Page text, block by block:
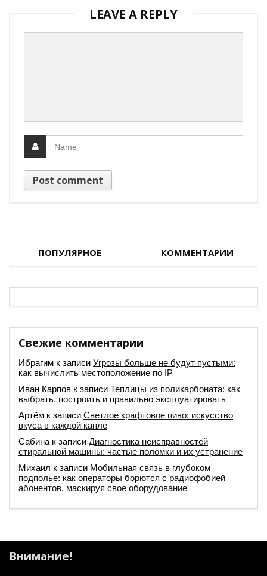
LEAVE A REPLY
ПОПУЛЯРНОЕ КОММЕНТАРИИ
Свежие комментарии
Ибрагим к записи Угрозы больше не будут пустыми:
как вычислить местоположение по IP
Иван Карпов к записи Теплицы из поликарбоната: как
выбрать, построить и правильно эксплуатировать
Артём к записи Светлое крафтовое пиво: искусство
вкуса в каждой капле
Сабинак записи Диагностика неисправностей
стиральной машины: частые поломки и их устранение
Михаил к записи Мобильная связь в глубоком
подполье: как операторы борются с радиофобией
абонентов, маскируя свое оборудование
Внимание!